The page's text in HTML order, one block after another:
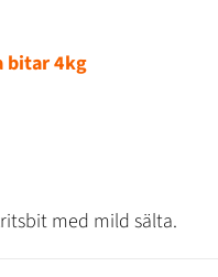
bitar 4kg
med mild sälta.